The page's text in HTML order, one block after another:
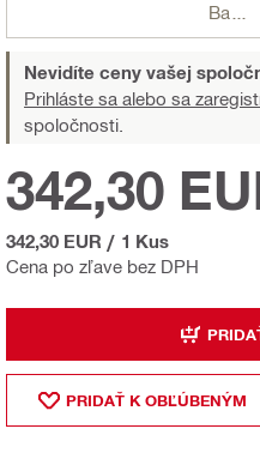
Nevidíte ceny vašej
Prihláste sa alebo sa
spoločnosti.
Cena po zľave bez DPH
342,30
342,30 EUR / 1 Kus
PRIDAŤ K OBĽÚBENÝM